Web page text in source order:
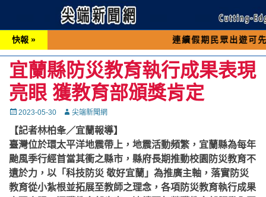
快報 » 連續假期民眾出遊可先撥打交通
宜蘭縣防災教育執行成果表現
亮眼 獲教育部頒獎肯定
Posted
2023-05-30 Autor尖端新聞網
【記者林柏夆／宜蘭報導】
臺灣位於環太平洋地震帶上，地震活動頻繁，宜蘭縣為每年
颱風季行經首當其衝之縣市，縣府長期推動校園防災教育不
遺於力，以「科技防災 敬好宜蘭」為推廣主軸，落實防災
教育從小紮根並拓展至教師之理念，各項防災教育執行成果